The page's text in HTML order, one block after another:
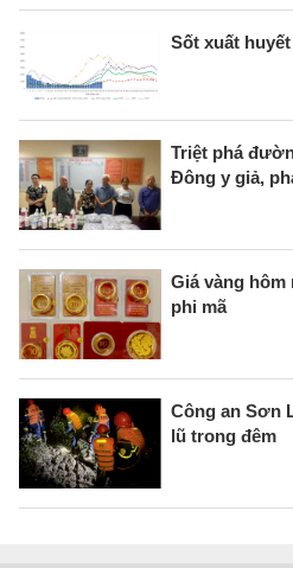
Sốt xuất
Triệt phá
Đông y giả,
Giá vàng hôm
phi mã
Công an Sơn
lũ trong đêm